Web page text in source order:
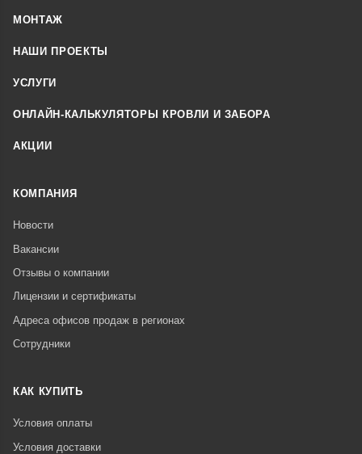
МОНТАЖ
НАШИ ПРОЕКТЫ
УСЛУГИ
ОНЛАЙН-КАЛЬКУЛЯТОРЫ КРОВЛИ И ЗАБОРА
АКЦИИ
КОМПАНИЯ
Новости
Вакансии
Отзывы о компании
Лицензии и сертификаты
Адреса офисов продаж в регионах
Сотрудники
КАК КУПИТЬ
Условия оплаты
Условия доставки